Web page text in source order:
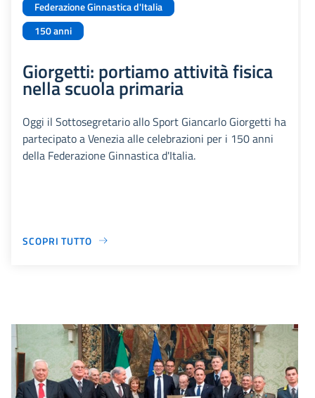
Federazione Ginnastica d'Italia
150 anni
Giorgetti: portiamo attività fisica
nella scuola primaria
Oggi il Sottosegretario allo Sport Giancarlo Giorgetti ha
partecipato a Venezia alle celebrazioni per i 150 anni
della Federazione Ginnastica d'Italia.
SCOPRI TUTTO